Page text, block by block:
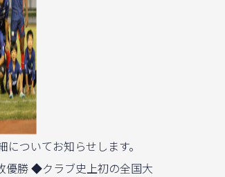
ついてお知らせします。
優勝 ◆クラブ史上初の全国大